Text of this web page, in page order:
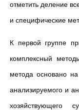
отметить деление
и специфические
К первой группе
комплексный
метода основано
анализируемого и
хозяйствующего